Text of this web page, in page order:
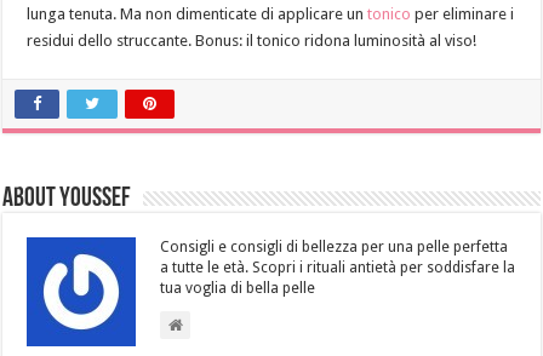
lunga tenuta. Ma non dimenticate di applicare untonico per eliminare i
residui dello struccante. Bonus: il tonico ridona luminosità al viso!
About Youssef
Consigli e consigli di bellezza per una pelle perfetta
a tutte le età. Scopri i rituali antietà per soddisfare la
tua voglia di bella pelle